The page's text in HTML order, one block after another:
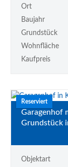
Ort
Baujahr
Grundstück
Wohnfläche
Kaufpreis
Reserviert
Garagenhof
Grundstück
Objektart